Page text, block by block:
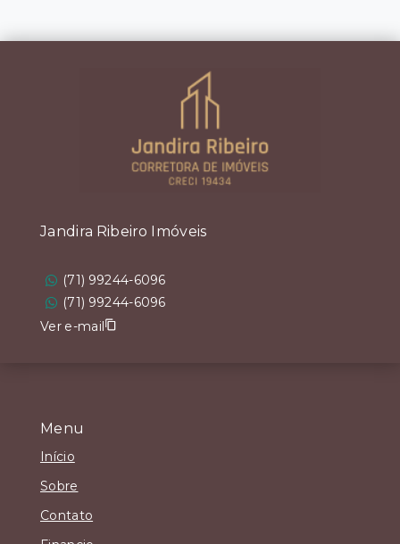
Menu
Início
Sobre
Contato
Jandira Ribeiro Imóveis
(71) 99244-6096
(71) 99244-6096
Ver e-mail